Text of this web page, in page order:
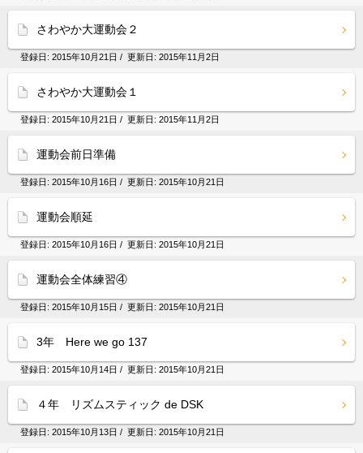
さわやか大運動会２
登録日: 2015年10月21日 / 更新日: 2015年11月2日
さわやか大運動会１
登録日: 2015年10月21日 / 更新日: 2015年11月2日
運動会前日準備
登録日: 2015年10月16日 / 更新日: 2015年10月21日
運動会順延
登録日: 2015年10月16日 / 更新日: 2015年10月21日
運動会全体練習④
登録日: 2015年10月15日 / 更新日: 2015年10月21日
3年 Here we go 137
登録日: 2015年10月14日 / 更新日: 2015年10月21日
４年 リズムスティック de DSK
登録日: 2015年10月13日 / 更新日: 2015年10月21日